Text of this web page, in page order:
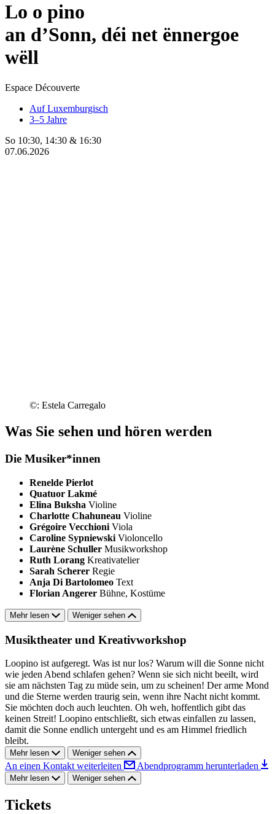
Lo o pino
an d’Sonn, déi net ënnergoe
wëll
Espace Découverte
Auf Luxemburgisch
3–5 Jahre
So 10:30, 14:30 & 16:30
07.06.2026
©: Estela Carregalo
Was Sie sehen und hören werden
Die Musiker*innen
Renelde Pierlot
Quatuor Lakmé
Elina Buksha Violine
Charlotte Chahuneau Violine
Grégoire Vecchioni Viola
Caroline Sypniewski Violoncello
Laurène Schuller Musikworkshop
Ruth Lorang Kreativatelier
Sarah Scherer Regie
Anja Di Bartolomeo Text
Florian Angerer Bühne, Kostüme
Mehr lesen Weniger sehen
Musiktheater und Kreativworkshop
Loopino ist aufgeregt. Was ist nur los? Warum will die Sonne nicht
wie jeden Abend schlafen gehen? Wenn sie sich nicht beeilt, wird
sie am nächsten Tag zu müde sein, um zu scheinen! Der arme Mond
und die Sterne werden traurig sein, wenn ihre Nacht nicht kommt.
Sie möchten doch auch leuchten. Oh weh, hoffentlich gibt das
keinen Streit! Loopino entschließt, sich etwas einfallen zu lassen,
damit die Sonne endlich untergeht und es am Himmel friedlich
bleibt.
Mehr lesen Weniger sehen
An einen Kontakt weiterleiten Abendprogramm herunterladen
Mehr lesen Weniger sehen
Tickets